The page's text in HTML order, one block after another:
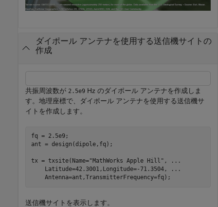
ダイポール アンテナを使用する送信機サイトの
作成
共振周波数が 2.5e9 Hz のダイポール アンテナを作成しま
す。地理座標で、ダイポール アンテナを使用する送信機サ
イトを作成します。
fq = 2.5e9;
ant = design(dipole,fq);
tx = txsite(Name="MathWorks Apple Hill" ,
...
    Latitude=42.3001,Longitude=-71.3504,
...
    Antenna=ant,TransmitterFrequency=fq);
送信機サイトを表示します。